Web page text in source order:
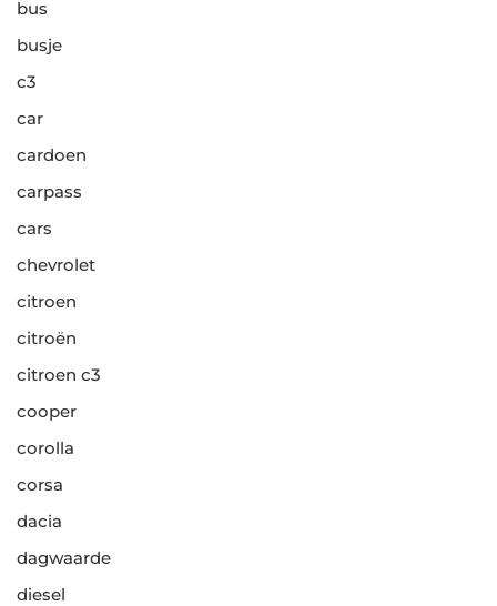
bus
busje
c3
car
cardoen
carpass
cars
chevrolet
citroen
citroën
citroen c3
cooper
corolla
corsa
dacia
dagwaarde
diesel